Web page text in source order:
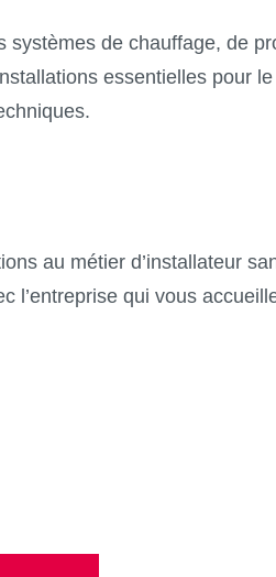
de chauffage, de
essentielles pour
au métier d’installateur
l’entreprise qui vous